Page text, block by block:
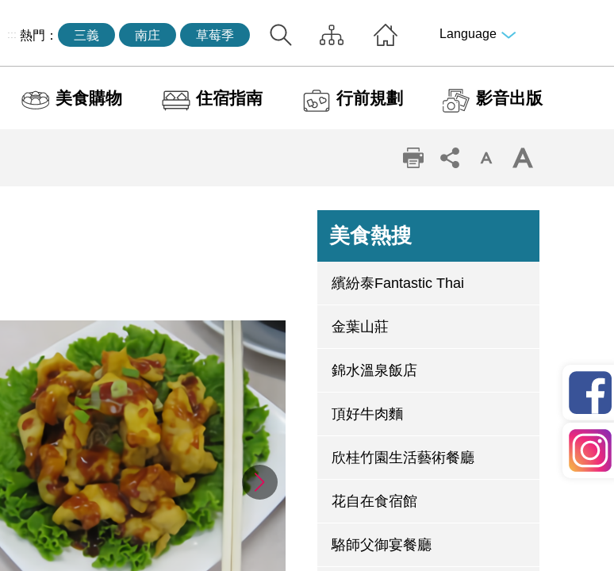
::: 熱門： 三義 南庄 草莓季 Language
美食購物 住宿指南 行前規劃 影音出版
美食熱搜
繽紛泰Fantastic Thai
金葉山莊
錦水溫泉飯店
頂好牛肉麵
欣桂竹園生活藝術餐廳
花自在食宿館
駱師父御宴餐廳